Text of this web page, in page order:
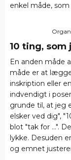
enkel måde,
10 ting,
En anden måde
måde er at
inskription eller
indvendigt i
grunde til, at jeg
elsker ved dig",
blot "tak for ...".
lykke. Desuden
og emnet